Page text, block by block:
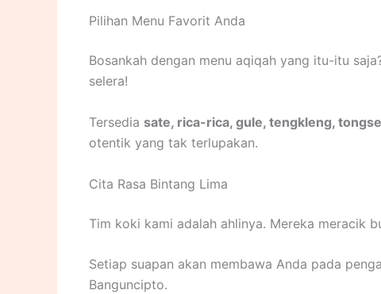
Pilihan Menu Favorit Anda
Bosankah dengan menu aqiqah yang itu-itu
selera!
Tersedia sate, rica-rica, gule, tengkleng,
otentik yang tak terlupakan.
Cita Rasa Bintang Lima
Tim koki kami adalah ahlinya. Mereka meracik
Setiap suapan akan membawa Anda pada
Banguncipto.